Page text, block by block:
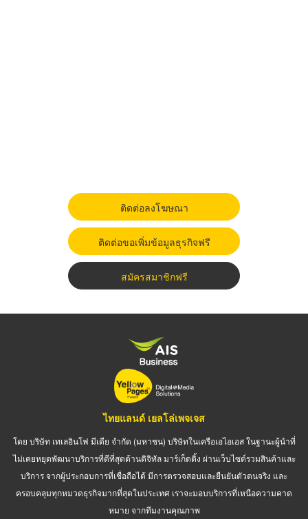
ติดต่อลงโฆษณา
ติดต่อขอเพิ่มข้อมูลธุรกิจฟรี
สมัครสมาชิกฟรี
ไทยแลนด์ เยลโล่เพจเจส
โดย บริษัท เทเลอินโฟ มีเดีย จำกัด (มหาชน) บริษัทในเครือเอไอเอส ในฐานะผู้นำที่
ไม่เคยหยุดพัฒนาบริการที่ดีที่สุดด้านดิจิทัล มาร์เก็ตติ้ง ผ่านเว็บไซต์รวมสินค้าและ
บริการ จากผู้ประกอบการที่เชื่อถือได้ มีการตรวจสอบและยืนยันตัวตนจริง และ
ครอบคลุมทุกหมวดธุรกิจมากที่สุดในประเทศ เราจะมอบบริการที่เหนือความคาด
หมาย จากทีมงานคุณภาพ